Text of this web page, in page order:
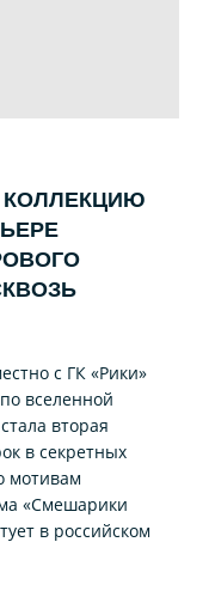
КОЛЛЕКЦИЮ
с ГК «Рики»
вселенной
вторая
в секретных
мотивам
«Смешарики
в российском